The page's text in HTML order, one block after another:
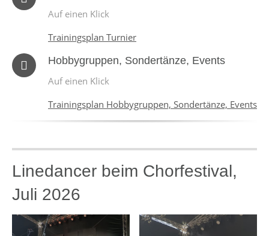
Auf einen Klick
Trainingsplan Turnier
Hobbygruppen, Sondertänze, Events
Auf einen Klick
Trainingsplan Hobbygruppen, Sondertänze, Events
Linedancer beim Chorfestival,
Juli 2026